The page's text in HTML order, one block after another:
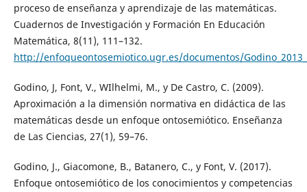
proceso de enseñanza y aprendizaje de las matemáticas.
Cuadernos de Investigación y Formación En Educación
Matemática, 8(11), 111–132.
http://enfoqueontosemiotico.ugr.es/documentos/
Godino, J, Font, V., WIlhelmi, M., y De Castro, C. (2009).
Aproximación a la dimensión normativa en didáctica de las
matemáticas desde un enfoque ontosemiótico. Enseñanza
de Las Ciencias, 27(1), 59–76.
Godino, J., Giacomone, B., Batanero, C., y Font, V. (2017).
Enfoque ontosemiótico de los conocimientos y competencias